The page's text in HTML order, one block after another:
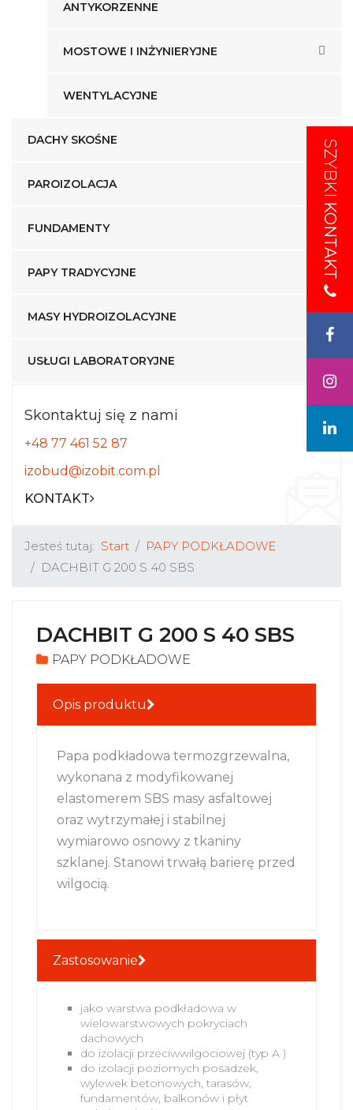
SZYBKI
KONTAKT
SZYBKI
KONTAKT
ANTYKORZENNE
MOSTOWE I INŻYNIERYJNE
WENTYLACYJNE
DACHY SKOŚNE
PAROIZOLACJA
FUNDAMENTY
PAPY TRADYCYJNE
MASY HYDROIZOLACYJNE
USŁUGI LABORATORYJNE
Skontaktuj się z nami
+48 77 461 52 87
izobud@izobit.com.pl
KONTAKT
Jesteś tutaj: Start
PAPY PODKŁADOWE
DACHBIT G 200 S 40 SBS
DACHBIT G 200 S 40 SBS
PAPY PODKŁADOWE
Opis produktu
Papa podkładowa termozgrzewalna,
wykonana z modyfikowanej
elastomerem SBS masy asfaltowej
oraz wytrzymałej i stabilnej
wymiarowo osnowy z tkaniny
szklanej. Stanowi trwałą barierę przed
wilgocią.
Zastosowanie
jako warstwa podkładowa w
wielowarstwowych pokryciach
dachowych
do izolacji przeciwwilgociowej (typ A )
do izolacji poziomych posadzek,
wylewek betonowych, tarasów,
fundamentów, balkonów i płyt